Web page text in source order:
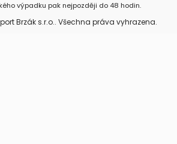
výpadku pak nejpozději do 48 hodin.
Brzák s.r.o.. Všechna práva vyhrazena.